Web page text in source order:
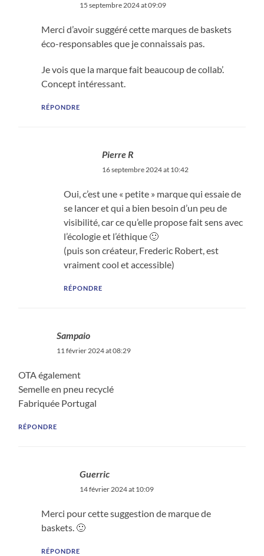
15 septembre 2024 at 09:09
Merci d’avoir suggéré cette marques de baskets
éco-responsables que je connaissais pas.
Je vois que la marque fait beaucoup de collab’.
Concept intéressant.
RÉPONDRE
Pierre R
16 septembre 2024 at 10:42
Oui, c’est une « petite » marque qui essaie de
se lancer et qui a bien besoin d’un peu de
visibilité, car ce qu’elle propose fait sens avec
l’écologie et l’éthique 🙂
(puis son créateur, Frederic Robert, est
vraiment cool et accessible)
RÉPONDRE
Sampaio
11 février 2024 at 08:29
OTA également
Semelle en pneu recyclé
Fabriquée Portugal
RÉPONDRE
Guerric
14 février 2024 at 10:09
Merci pour cette suggestion de marque de
baskets. 🙂
RÉPONDRE